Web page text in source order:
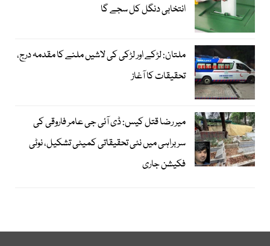
انتخابی دنگل کل سجے گا
ملتان: لڑکے اور لڑکی کی لاشیں ملنے کا مقدمہ درج،
تحقیقات کا آغاز
میر رضا قتل کیس: ڈی آئی جی عامر فاروقی کی
سربراہی میں نئی تحقیقاتی کمیٹی تشکیل، نوٹی
فکیشن جاری